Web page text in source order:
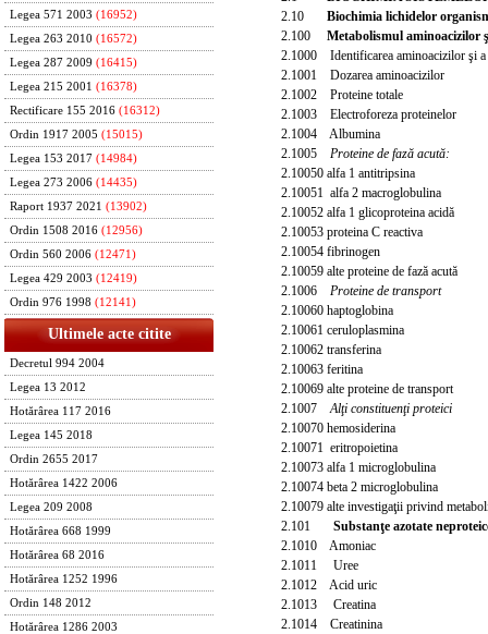
Legea 571 2003 (16952)
Legea 263 2010 (16572)
Legea 287 2009 (16415)
Legea 215 2001 (16378)
Rectificare 155 2016 (16312)
Ordin 1917 2005 (15015)
Legea 153 2017 (14984)
Legea 273 2006 (14435)
Raport 1937 2021 (13902)
Ordin 1508 2016 (12956)
Ordin 560 2006 (12471)
Legea 429 2003 (12419)
Ordin 976 1998 (12141)
Ultimele acte citite
Decretul 994 2004
Legea 13 2012
Hotărârea 117 2016
Legea 145 2018
Ordin 2655 2017
Hotărârea 1422 2006
Legea 209 2008
Hotărârea 668 1999
Hotărârea 68 2016
Hotărârea 1252 1996
Ordin 148 2012
Hotărârea 1286 2003
2.10 Biochimia lichidelor
2.100 Metabolismul aminoacizilor
2.1000 Identificarea aminoacizilor şi a
2.1001 Dozarea aminoacizilor
2.1002 Proteine totale
2.1003 Electroforeza proteinelor
2.1004 Albumina
2.1005 Proteine de fază acută:
2.10050 alfa 1 antitripsina
2.10051 alfa 2 macroglobulina
2.10052 alfa 1 glicoproteina acidă
2.10053 proteina C reactiva
2.10054 fibrinogen
2.10059 alte proteine de fază acută
2.1006 Proteine de transport
2.10060 haptoglobina
2.10061 ceruloplasmina
2.10062 transferina
2.10063 feritina
2.10069 alte proteine de transport
2.1007 Alţi constituenţi proteici
2.10070 hemosiderina
2.10071 eritropoietina
2.10073 alfa 1 microglobulina
2.10074 beta 2 microglobulina
2.10079 alte investigaţii privind
2.101 Substanţe azotate
2.1010 Amoniac
2.1011 Uree
2.1012 Acid uric
2.1013 Creatina
2.1014 Creatinina